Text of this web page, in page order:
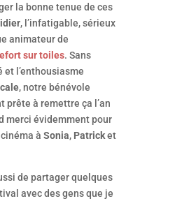
la bonne tenue de ces
, l’infatigable, sérieux
animateur de
sur toiles. Sans
l’enthousiasme
, notre bénévole
prête à remettre ça l’an
merci évidemment pour
à Sonia,Patricket
de partager quelques
avec des gens que je